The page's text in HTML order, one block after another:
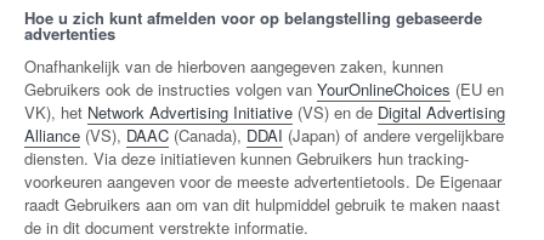
Hoe u zich kunt afmelden voor op belangstelling gebaseerde
advertenties
Onafhankelijk van de hierboven aangegeven zaken, kunnen
Gebruikers ook de instructies volgen van YourOnlineChoices (EU en
VK), het Network Advertising Initiative (VS) en de Digital Advertising
Alliance (VS), DAAC (Canada), DDAI (Japan) of andere vergelijkbare
diensten. Via deze initiatieven kunnen Gebruikers hun tracking-
voorkeuren aangeven voor de meeste advertentietools. De Eigenaar
raadt Gebruikers aan om van dit hulpmiddel gebruik te maken naast
de in dit document verstrekte informatie.